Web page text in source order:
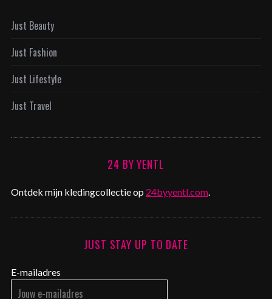
Just Beauty
Just Fashion
Just Lifestyle
Just Travel
24 BY YENTL
Ontdek mijn kledingcollectie op 24byyentl.com.
JUST STAY UP TO DATE
E-mailadres